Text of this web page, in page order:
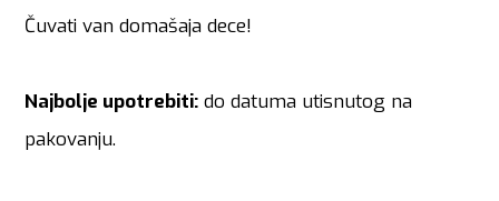
Čuvati van domašaja dece!
Najbolje upotrebiti: do datuma utisnutog na
pakovanju.